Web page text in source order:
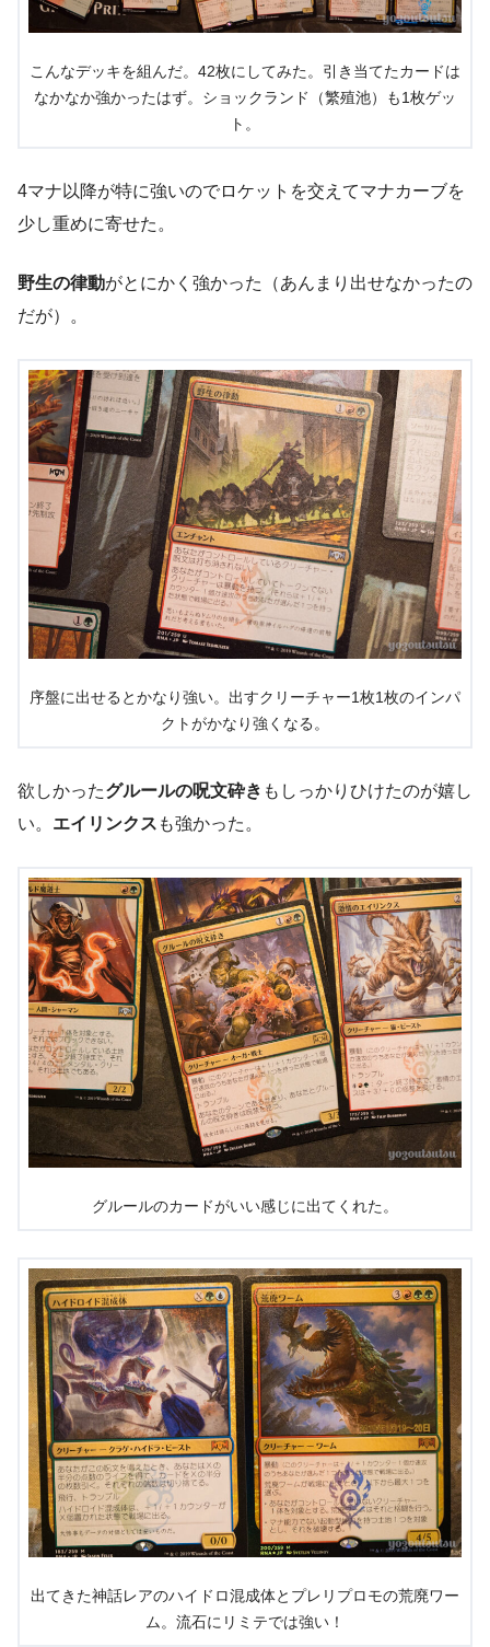
こんなデッキを組んだ。42枚にしてみた。引き当てたカードは
なかなか強かったはず。ショックランド（繁殖池）も1枚ゲッ
ト。
4マナ以降が特に強いのでロケットを交えてマナカーブを
少し重めに寄せた。
野生の律動がとにかく強かった（あんまり出せなかったの
だが）。
序盤に出せるとかなり強い。出すクリーチャー1枚1枚のインパ
クトがかなり強くなる。
欲しかったグルールの呪文砕き もしっかりひけたのが嬉し
い。 エイリンクス も強かった。
グルールのカードがいい感じに出てくれた。
出てきた神話レアのハイドロ混成体とプレリプロモの荒廃ワー
ム。流石にリミテでは強い！